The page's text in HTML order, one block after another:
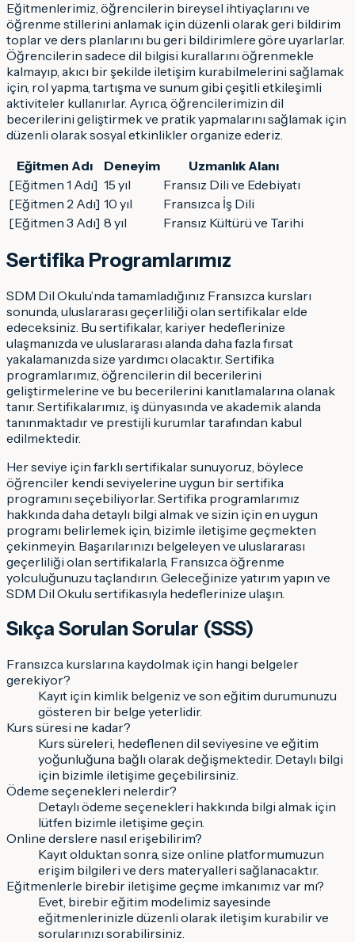
Eğitmenlerimiz, öğrencilerin bireysel ihtiyaçlarını ve
öğrenme stillerini anlamak için düzenli olarak geri bildirim
toplar ve ders planlarını bu geri bildirimlere göre uyarlarlar.
Öğrencilerin sadece dil bilgisi kurallarını öğrenmekle
kalmayıp, akıcı bir şekilde iletişim kurabilmelerini sağlamak
için, rol yapma, tartışma ve sunum gibi çeşitli etkileşimli
aktiviteler kullanırlar. Ayrıca, öğrencilerimizin dil
becerilerini geliştirmek ve pratik yapmalarını sağlamak için
düzenli olarak sosyal etkinlikler organize ederiz.
Eğitmen Adı
Deneyim
Uzmanlık Alanı
[Eğitmen 1 Adı] 15 yıl
Fransız Dili ve Edebiyatı
[Eğitmen 2 Adı] 10 yıl
Fransızca İş Dili
[Eğitmen 3 Adı] 8 yıl Fransız Kültürü ve Tarihi
Sertifika Programlarımız
SDM Dil Okulu’nda tamamladığınız Fransızca kursları
sonunda, uluslararası geçerliliği olan sertifikalar elde
edeceksiniz. Bu sertifikalar, kariyer hedeflerinize
ulaşmanızda ve uluslararası alanda daha fazla fırsat
yakalamanızda size yardımcı olacaktır. Sertifika
programlarımız, öğrencilerin dil becerilerini
geliştirmelerine ve bu becerilerini kanıtlamalarına olanak
tanır. Sertifikalarımız, iş dünyasında ve akademik alanda
tanınmaktadır ve prestijli kurumlar tarafından kabul
edilmektedir.
Her seviye için farklı sertifikalar sunuyoruz, böylece
öğrenciler kendi seviyelerine uygun bir sertifika
programını seçebiliyorlar. Sertifika programlarımız
hakkında daha detaylı bilgi almak ve sizin için en uygun
programı belirlemek için, bizimle iletişime geçmekten
çekinmeyin. Başarılarınızı belgeleyen ve uluslararası
geçerliliği olan sertifikalarla, Fransızca öğrenme
yolculuğunuzu taçlandırın. Geleceğinize yatırım yapın ve
SDM Dil Okulu sertifikasıyla hedeflerinize ulaşın.
Sıkça Sorulan Sorular (SSS)
Fransızca kurslarına kaydolmak için hangi belgeler
gerekiyor?
Kayıt için kimlik belgeniz ve son eğitim durumunuzu
gösteren bir belge yeterlidir.
Kurs süresi ne kadar?
Kurs süreleri, hedeflenen dil seviyesine ve eğitim
yoğunluğuna bağlı olarak değişmektedir. Detaylı bilgi
için bizimle iletişime geçebilirsiniz.
Ödeme seçenekleri nelerdir?
Detaylı ödeme seçenekleri hakkında bilgi almak için
lütfen bizimle iletişime geçin.
Online derslere nasıl erişebilirim?
Kayıt olduktan sonra, size online platformumuzun
erişim bilgileri ve ders materyalleri sağlanacaktır.
Eğitmenlerle birebir iletişime geçme imkanımız var mı?
Evet, birebir eğitim modelimiz sayesinde
eğitmenlerinizle düzenli olarak iletişim kurabilir ve
sorularınızı sorabilirsiniz.